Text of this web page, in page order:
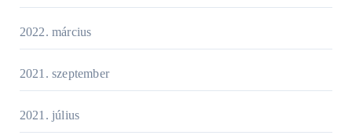
2022. március
2021. szeptember
2021. július